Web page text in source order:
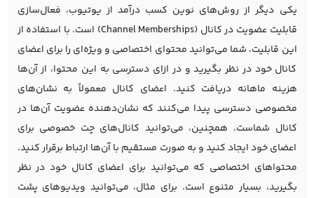
یکی دیگر از روش‌های نوین کسب درآمد از یوتیوب، فعال‌سازی
قابلیت عضویت در کانال (Channel Memberships) است. با استفاده از
این قابلیت، شما می‌توانید محتوای اختصاصی و ویژه‌ای را برای اعضای
کانال خود در نظر بگیرید و در ازای دسترسی به این محتوا، از آن‌ها
هزینه ماهانه دریافت کنید. اعضای کانال معمولاً به نشان‌های
مخصوصی دسترسی پیدا می‌کنند که نشان‌دهنده عضویت آن‌ها در
کانال شماست. همچنین، می‌توانید کانال‌های چت خصوصی برای
اعضای خود ایجاد کنید و به صورت مستقیم با آن‌ها ارتباط برقرار کنید.
محتواهای اختصاصی که می‌توانید برای اعضای کانال خود در نظر
بگیرید، بسیار متنوع است. برای مثال، می‌توانید ویدیوهای پشت